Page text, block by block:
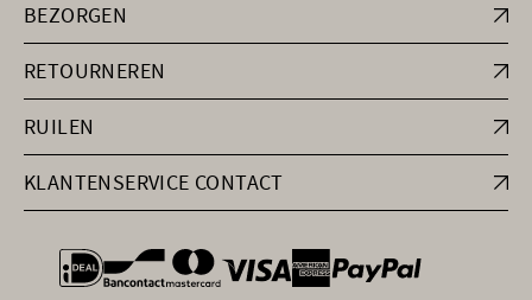
BEZORGEN
RETOURNEREN
RUILEN
KLANTENSERVICE CONTACT
general.paymentOptions